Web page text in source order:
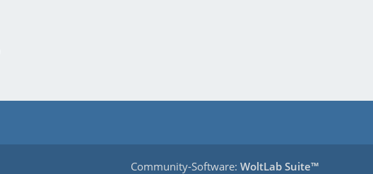
Community-Software: WoltLab Suite™